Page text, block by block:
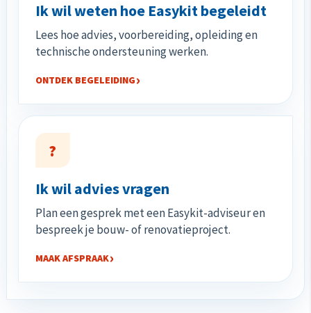
Ik wil weten hoe Easykit begeleidt
Lees hoe advies, voorbereiding, opleiding en
technische ondersteuning werken.
ONTDEK BEGELEIDING
?
Ik wil advies vragen
Plan een gesprek met een Easykit-adviseur en
bespreek je bouw- of renovatieproject.
MAAK AFSPRAAK